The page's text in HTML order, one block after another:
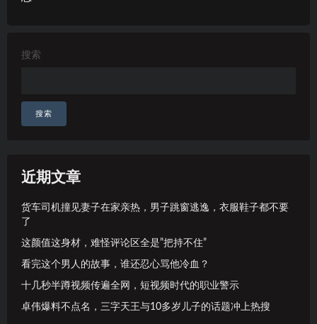
搜索
搜索
近期文章
货车司机撞见妻子在家亲热，男子跳窗逃逸，衣服鞋子都不要
了
这颜值这身材，难怪评论区全是”把持不住”
看完这个男人的故事，谁还忍心骂他冷血？
十几秒半蹲视频传遍全网，短视频时代的职业警示
卓伟爆料不点名，三字天王与10多岁儿子的话题冲上热搜